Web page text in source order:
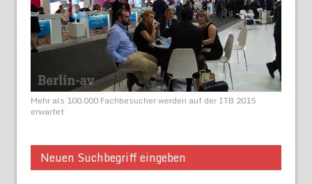
Mehr als 100.000 Fachbesucher werden auf der ITB 2015
erwartet
Neuen Suchbegriff eingeben